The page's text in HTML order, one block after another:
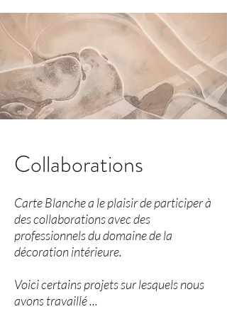
Collaborations
Carte Blanche a le plaisir de participer à
des collaborations avec des
professionnels du domaine de la
décoration intérieure.
Voici certains projets sur lesquels nous
avons travaillé ...